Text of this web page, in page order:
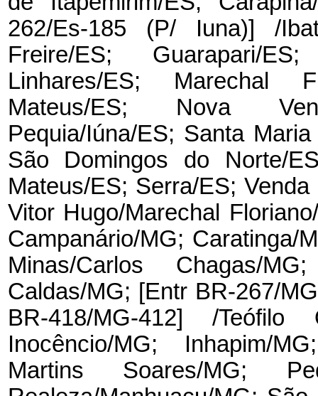
262/Es-185 (P/ Iuna)] /
Freire/ES; Guarapari/
Linhares/ES; Marechal
Mateus/ES; Nova
Pequia/Iúna/ES; Santa
São Domingos do Norte/
Mateus/ES; Serra/ES;
Vitor Hugo/Marechal
Campanário/MG; Caratinga/
Minas/Carlos Chagas/
Caldas/MG; [Entr BR-267/
BR-418/MG-412] /Teófilo
Inocêncio/MG; Inhapim/
Martins Soares/MG;